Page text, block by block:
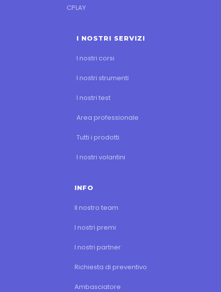
CPLAY
I NOSTRI SERVIZI
I nostri corsi
I nostri strumenti
I nostri test
Area professionale
Tutti i prodotti
I nostri volantini
INFO
Il nostro team
I nostri premi
I nostri partner
Richiesta di preventivo
Ambasciatore